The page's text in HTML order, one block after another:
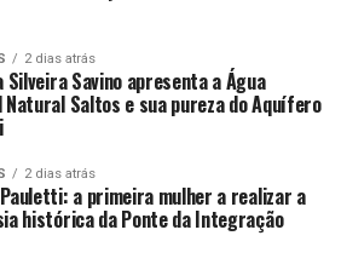
2 dias atrás
Silveira Savino apresenta a Água
Natural Saltos e sua pureza do Aquífero
2 dias atrás
a primeira mulher a realizar a
histórica da Ponte da Integração